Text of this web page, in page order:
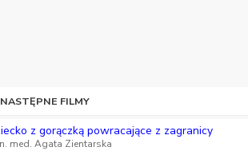
FILMY
z gorączką powracające z zagranicy
med. Agata Zientarska